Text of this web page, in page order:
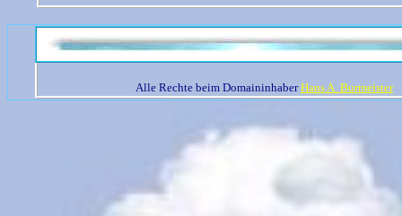
Alle Rechte beim DomaininhaberHans A. Burmeister